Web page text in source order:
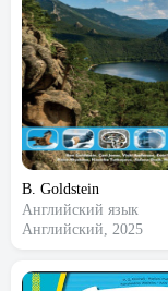
B. Goldstein
Английский язык
Английский, 2025